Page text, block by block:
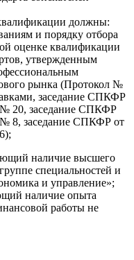
должны:
и порядку отбора
оценке квалификации
утвержденным
рынка (Протокол №
заседание СПКФР
№ 20, заседание СПКФР
№ 8, заседание СПКФР от
наличие высшего
специальностей и
и управление»;
наличие опыта
работы не